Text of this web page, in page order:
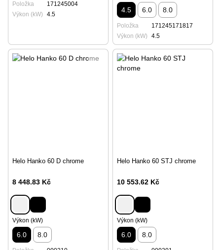
Položka
171245004
Výkon (kW)
4.5
4.5 6.0 8.0
Položka
171245171817
Výkon (kW)
4.5
Helo Hanko 60 D chrome
8 448.83 Kč
Výkon (kW)
6.0 8.0
Helo Hanko 60 STJ chrome
10 553.62 Kč
Výkon (kW)
6.0 8.0